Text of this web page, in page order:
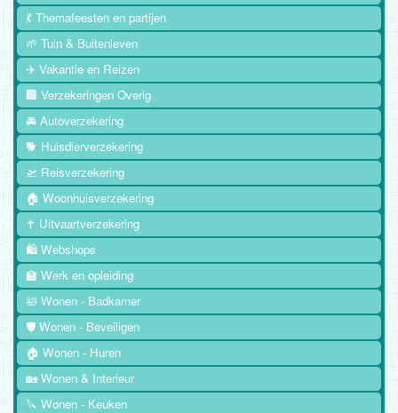
💃 Themafeesten en partijen
🌱 Tuin & Buitenleven
✈️ Vakantie en Reizen
🏢 Verzekeringen Overig
🚘 Autoverzekering
🐕 Huisdierverzekering
🛫 Reisverzekering
🏠 Woonhuisverzekering
✝️ Uitvaartverzekering
🛍️ Webshops
🏫 Werk en opleiding
🛀 Wonen - Badkamer
🛡️ Wonen - Beveiligen
🏠 Wonen - Huren
🏡 Wonen & Interieur
🔪 Wonen - Keuken